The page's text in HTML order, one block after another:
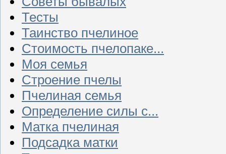
Тесты
Таинство пчелиное
Стоимость пчелопаке...
Моя семья
Строение пчелы
Пчелиная семья
Определение силы с...
Матка пчелиная
Подсадка матки